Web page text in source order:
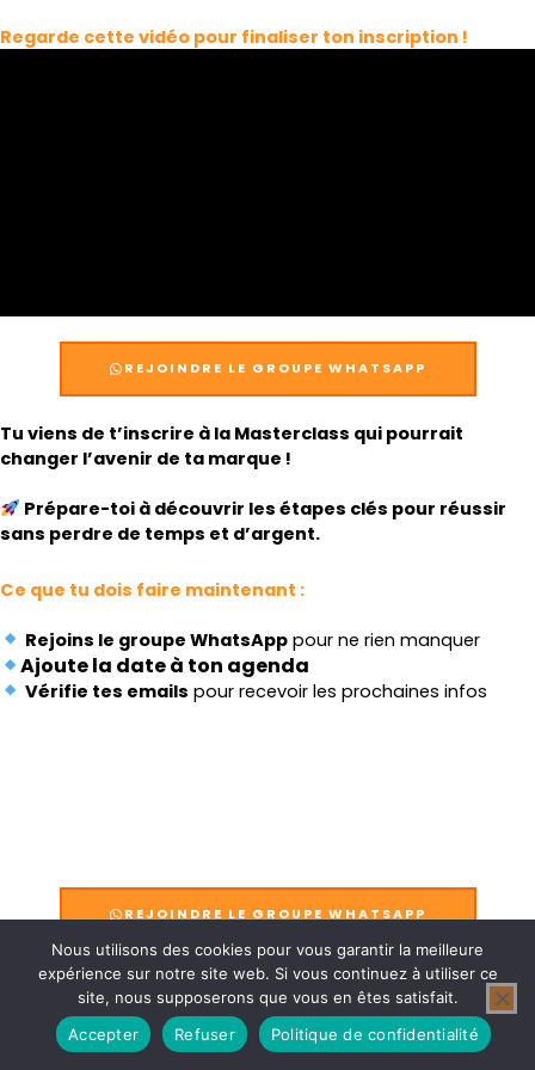
Regarde cette vidéo pour finaliser ton inscription !
REJOINDRE LE GROUPE WHATSAPP
Tu viens de t’inscrire à la Masterclass qui pourrait
changer l’avenir de ta marque !
Prépare-toi à découvrir les étapes clés pour réussir
sans perdre de temps et d’argent.
Ce que tu dois faire maintenant :
Rejoins le groupe WhatsApppour ne rien manquer
Ajoute la date à ton agenda
Vérifie tes emails pour recevoir les prochaines infos
REJOINDRE LE GROUPE WHATSAPP
Nous utilisons des cookies pour vous garantir la meilleure
expérience sur notre site web. Si vous continuez à utiliser ce
site, nous supposerons que vous en êtes satisfait.
Accepter
Refuser Politique de confidentialité